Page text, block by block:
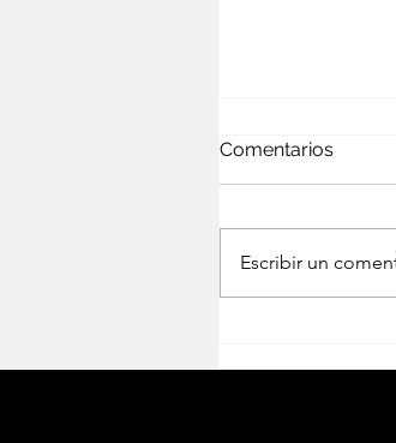
Comentarios
Escribir un